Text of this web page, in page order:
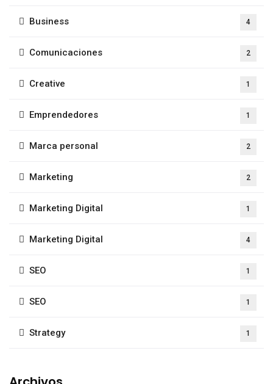
Business 4
Comunicaciones 2
Creative 1
Emprendedores 1
Marca personal 2
Marketing 2
Marketing Digital 1
Marketing Digital 4
SEO 1
SEO 1
Strategy 1